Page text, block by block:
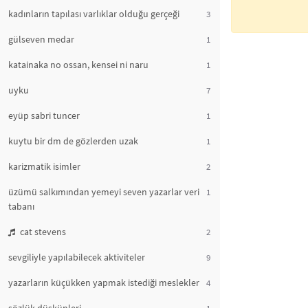
kadınların tapılası varlıklar olduğu gerçeği 3
gülseven medar 1
katainaka no ossan, kensei ni naru 1
uyku 7
eyüp sabri tuncer 1
kuytu bir dm de gözlerden uzak 1
karizmatik isimler 2
üzümü salkımından yemeyi seven yazarlar veri
tabanı
1
cat stevens 2
sevgiliyle yapılabilecek aktiviteler 9
yazarların küçükken yapmak istediği meslekler 4